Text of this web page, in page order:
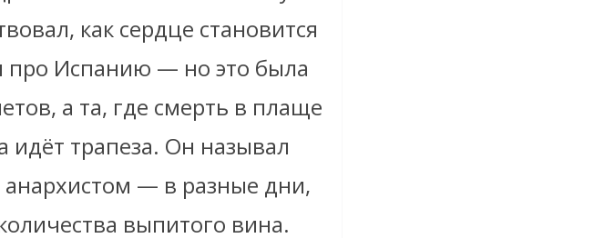
как сердце становится
про Испанию — но это была
а та, где смерть в плаще
идёт трапеза. Он называл
— в разные дни,
выпитого вина.